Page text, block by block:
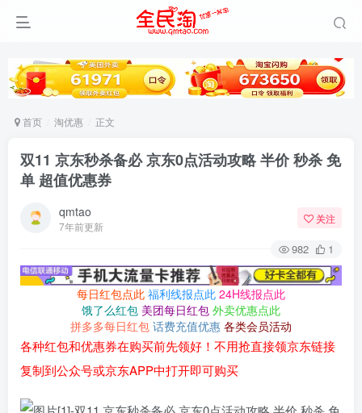
首页 淘优惠 正文
双11 京东秒杀备必 京东0点活动攻略 半价 秒杀 免
单 超值优惠券
qmtao
7年前更新
关注
982 1
每日红包点此 福利线报点此 24H线报点此
饿了么红包 美团每日红包 外卖优惠点此
拼多多每日红包 话费充值优惠 各类会员活动
各种红包和优惠券在购买前先领好！不用抢直接领京东链接
复制到公众号或京东APP中打开即可购买